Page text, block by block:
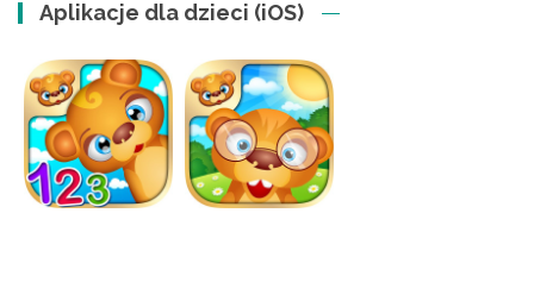
Aplikacje dla dzieci (iOS)